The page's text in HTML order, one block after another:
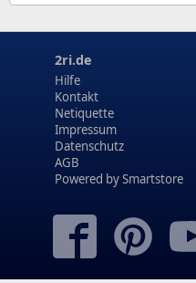
2ri.de
Hilfe
Kontakt
Netiquette
Impressum
Datenschutz
AGB
Powered bySmartstore